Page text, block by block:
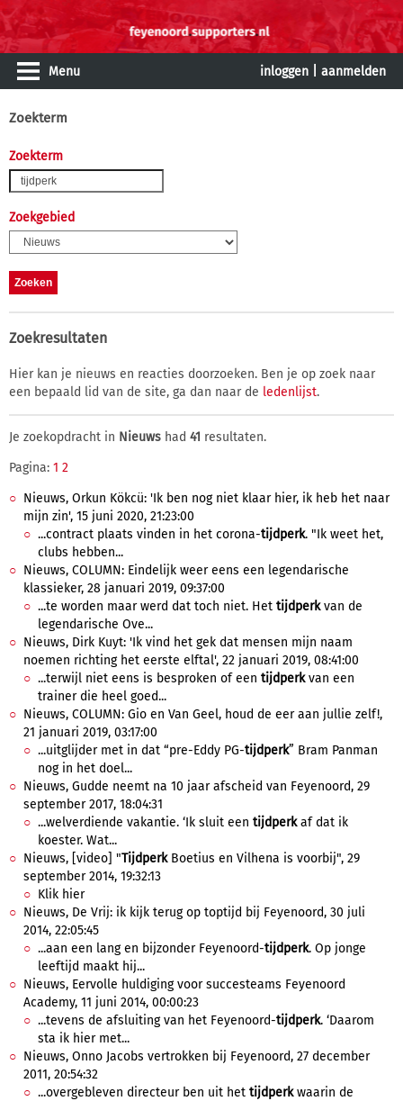
Menu inloggen aanmelden
Zoekterm
Zoekterm
Zoekgebied
Zoekresultaten
Hier kan je nieuws en reacties doorzoeken. Ben je op zoek naar
een bepaald lid van de site, ga dan naar de ledenlijst.
Je zoekopdracht in Nieuws had 41 resultaten.
Pagina: 1 2
Nieuws, Orkun Kökcü: 'Ik ben nog niet klaar hier, ik heb het naar
mijn zin', 15 juni 2020, 21:23:00
...contract plaats vinden in het corona-tijdperk. "Ik weet het,
clubs hebben...
Nieuws, COLUMN: Eindelijk weer eens een legendarische
klassieker, 28 januari 2019, 09:37:00
...te worden maar werd dat toch niet. Het tijdperkvan de
legendarische Ove...
Nieuws, Dirk Kuyt: 'Ik vind het gek dat mensen mijn naam
noemen richting het eerste elftal', 22 januari 2019, 08:41:00
...terwijl niet eens is besproken of een tijdperkvan een
trainer die heel goed...
Nieuws, COLUMN: Gio en Van Geel, houd de eer aan jullie zelf!,
21 januari 2019, 03:17:00
...uitglijder met in dat “pre-Eddy PG-tijdperk” Bram Panman
nog in het doel...
Nieuws, Gudde neemt na 10 jaar afscheid van Feyenoord, 29
september 2017, 18:04:31
...welverdiende vakantie. ‘Ik sluit een tijdperkaf dat ik
koester. Wat...
Nieuws, [video] "TijdperkBoetius en Vilhena is voorbij", 29
september 2014, 19:32:13
Klik hier
Nieuws, De Vrij: ik kijk terug op toptijd bij Feyenoord, 30 juli
2014, 22:05:45
...aan een lang en bijzonder Feyenoord-tijdperk. Op jonge
leeftijd maakt hij...
Nieuws, Eervolle huldiging voor succesteams Feyenoord
Academy, 11 juni 2014, 00:00:23
...tevens de afsluiting van het Feyenoord-tijdperk. ‘Daarom
sta ik hier met...
Nieuws, Onno Jacobs vertrokken bij Feyenoord, 27 december
2011, 20:54:32
...overgebleven directeur ben uit het tijdperkwaarin de